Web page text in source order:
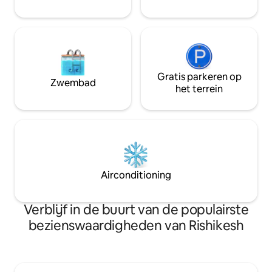
Zwembad
Gratis parkeren op
het terrein
Airconditioning
Verblijf in de buurt van de populairste
bezienswaardigheden van Rishikesh